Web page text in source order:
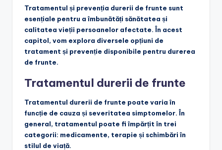
Tratamentul și prevenția durerii de frunte sunt
esențiale pentru a îmbunătăți sănătatea și
calitatea vieții persoanelor afectate. În acest
capitol, vom explora diversele opțiuni de
tratament și prevenție disponibile pentru durerea
de frunte.
Tratamentul durerii de frunte
Tratamentul durerii de frunte poate varia în
funcție de cauza și severitatea simptomelor. În
general, tratamentul poate fi împărțit în trei
categorii: medicamente, terapie și schimbări în
stilul de viață.